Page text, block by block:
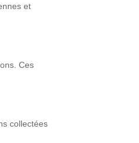
et
Ces
collectées